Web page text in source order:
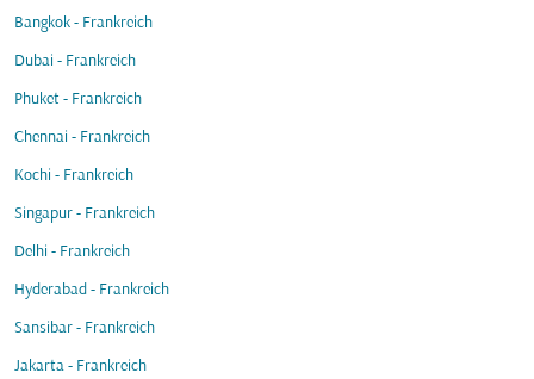
Bangkok - Frankreich
Dubai - Frankreich
Phuket - Frankreich
Chennai - Frankreich
Kochi - Frankreich
Singapur - Frankreich
Delhi - Frankreich
Hyderabad - Frankreich
Sansibar - Frankreich
Jakarta - Frankreich